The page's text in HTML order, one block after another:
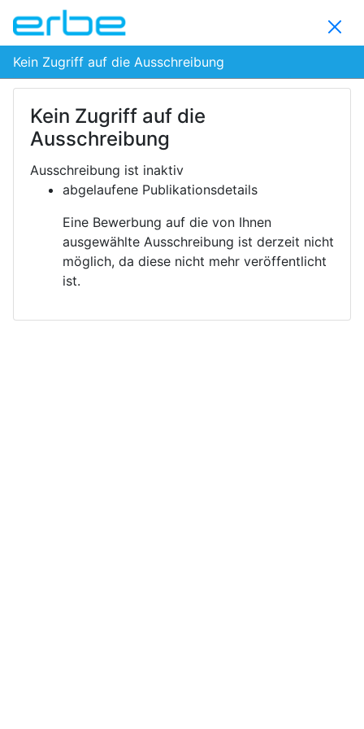
Kein Zugriff auf die Ausschreibung
Kein Zugriff auf die
Ausschreibung
Ausschreibung ist inaktiv
abgelaufene Publikationsdetails
Eine Bewerbung auf die von Ihnen
ausgewählte Ausschreibung ist derzeit nicht
möglich, da diese nicht mehr veröffentlicht
ist.